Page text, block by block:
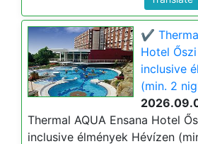
✔️
Hotel
inclusive
(min. 2
Thermal AQUA Ensana Hotel
inclusive élmények Hévízen